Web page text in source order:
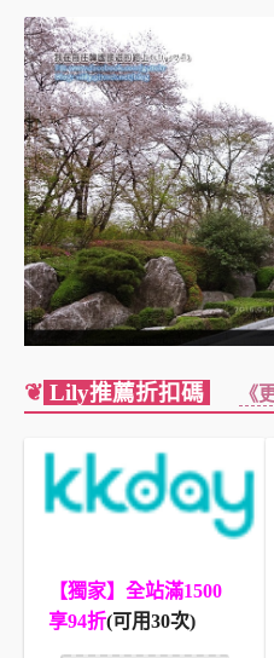
❦ Lily推薦折扣碼 《
【獨家】全站滿1500
享94折(可用30次)